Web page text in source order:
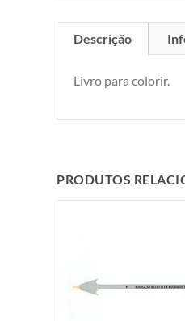
Descrição
Livro para colorir.
PRODUTOS